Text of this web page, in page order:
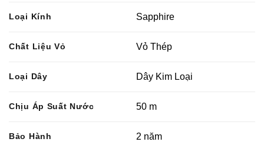
Loại Kính Sapphire
Chất Liệu Vỏ Vỏ Thép
Loại Dây Dây Kim Loại
Chịu Áp Suất Nước 50 m
Bảo Hành 2 năm